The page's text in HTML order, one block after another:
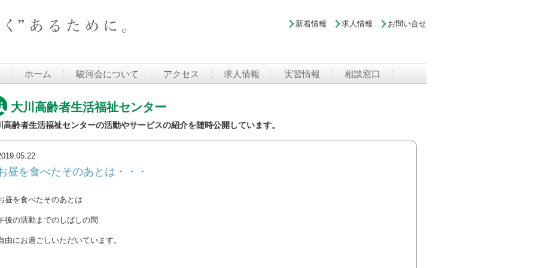
新着情報 求人情報 お問い合せ
ホーム 駿河会について アクセス 求人情報 実習情報 相談窓口
大川高齢者生活福祉センター
高齢者生活福祉センターの活動やサービスの紹介を随時公開しています。
昼を食べたそのあとは・・・
昼を食べたそのあとは
後の活動までのしばしの間
由にお過ごしいただいています。